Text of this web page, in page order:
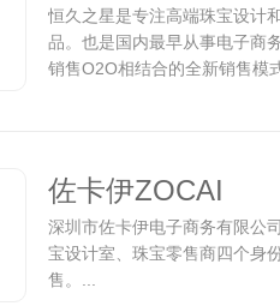
恒久之星是专注高端珠宝设计
品。也是国内最早从事电子商
销售O2O相结合的全新销售模
佐卡伊ZOCAI
深圳市佐卡伊电子商务有限公
宝设计室、珠宝零售商四个身
售。...